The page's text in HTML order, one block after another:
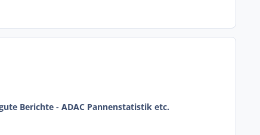
Berichte - ADAC Pannenstatistik etc.